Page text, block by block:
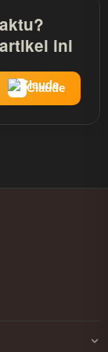
ini
Claude